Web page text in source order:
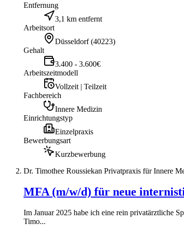
Entfernung
3,1 km entfernt
Arbeitsort
Düsseldorf (40223)
Gehalt
3.400 - 3.600€
Arbeitszeitmodell
Vollzeit | Teilzeit
Fachbereich
Innere Medizin
Einrichtungstyp
Einzelpraxis
Bewerbungsart
Kurzbewerbung
Dr. Timothee Roussiekan Privatpraxis für Innere
MFA (m/w/d) für neue
Im Januar 2025 habe ich eine rein privatärztliche
Timo...